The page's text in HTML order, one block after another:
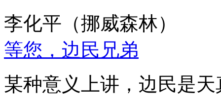
李化平（挪威森林）
等您，边民兄弟
某种意义上讲，边民是